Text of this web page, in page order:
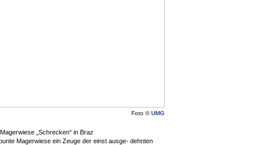
Foto ©UMG
Magerwiese „Schrecken“ in Braz
Magerwiese ein Zeuge der einst ausge- dehnten